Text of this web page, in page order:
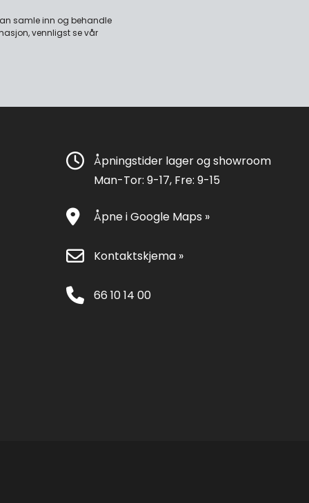
samle inn og behandle
vennligst se vår
Åpningstider lager og showroom
Man-Tor: 9-17, Fre: 9-15
Åpne i Google Maps »
Kontaktskjema »
66 10 14 00